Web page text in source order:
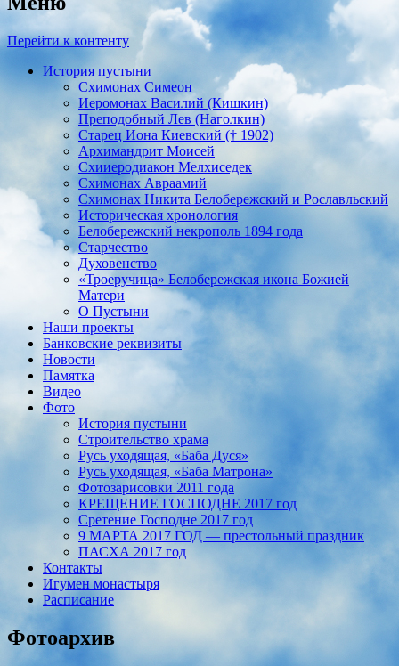
Перейти к контенту
История пустыни
Схимонах Симеон
Иеромонах Василий (Кишкин)
Преподобный Лев (Наголкин)
Старец Иона Киевский († 1902)
Архимандрит Моисей
Схииеродиакон Мелхиседек
Схимонах Авраамий
Cхимонах Никита Белобережский и Рославльский
Историческая хронология
Белобережский некрополь 1894 года
Старчество
Духовенство
«Троеручица» Белобережская икона Божией
Матери
О Пустыни
Наши проекты
Банковские реквизиты
Новости
Памятка
Видео
Фото
История пустыни
Строительство храма
Русь уходящая, «Баба Дуся»
Русь уходящая, «Баба Матрона»
Фотозарисовки 2011 года
КРЕЩЕНИЕ ГОСПОДНЕ 2017 год
Сретение Господне 2017 год
9 МАРТА 2017 ГОД — престольный праздник
ПАСХА 2017 год
Контакты
Игумен монастыря
Расписание
Фотоархив